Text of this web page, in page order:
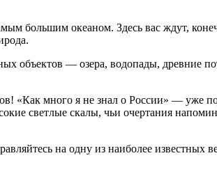
большим океаном. Здесь вас ждут,
объектов — озера, водопады, древние
«Как много я не знал о России» — уже
светлые скалы, чьи очертания
на одну из наиболее